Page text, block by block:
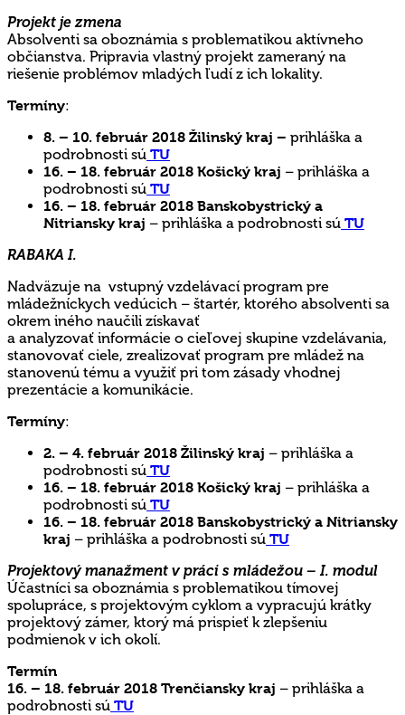
Projekt je zmena
Absolventi sa oboznámia s problematikou aktívneho
občianstva. Pripravia vlastný projekt zameraný na
riešenie problémov mladých ľudí z ich lokality.
Termíny:
8. – 10. február 2018 Žilinský kraj – prihláška a
podrobnosti sú TU
16. – 18. február 2018 Košický kraj – prihláška a
podrobnosti sú TU
16. – 18. február 2018 Banskobystrický a
Nitriansky kraj – prihláška a podrobnosti sú TU
RABAKA I.
Nadväzuje na vstupný vzdelávací program pre
mládežníckych vedúcich – štartér, ktorého absolventi sa
okrem iného naučili získavať
a analyzovať informácie o cieľovej skupine vzdelávania,
stanovovať ciele, zrealizovať program pre mládež na
stanovenú tému a využiť pri tom zásady vhodnej
prezentácie a komunikácie.
Termíny:
2. – 4. február 2018 Žilinský kraj – prihláška a
podrobnosti sú TU
16. – 18. február 2018 Košický kraj – prihláška a
podrobnosti sú TU
16. – 18. február 2018 Banskobystrický a Nitriansky
kraj – prihláška a podrobnosti sú TU
Projektový manažment v práci s mládežou – I. modul
Účastníci sa oboznámia s problematikou tímovej
spolupráce, s projektovým cyklom a vypracujú krátky
projektový zámer, ktorý má prispieť k zlepšeniu
podmienok v ich okolí.
Termín
16. – 18. február 2018 Trenčiansky kraj – prihláška a
podrobnosti sú TU